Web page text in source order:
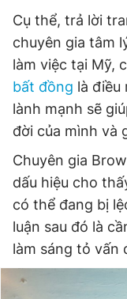
Thông tin tòa
Đọc Thanh Niên
Theo dõi báo trên
Cụ thể, trả lời
chuyên gia tâm
làm việc tại Mỹ,
bất đồng là điều
lành mạnh sẽ
đời của mình và
Chuyên gia
dấu hiệu cho
có thể đang bị
luận sau đó là
làm sáng tỏ vấn